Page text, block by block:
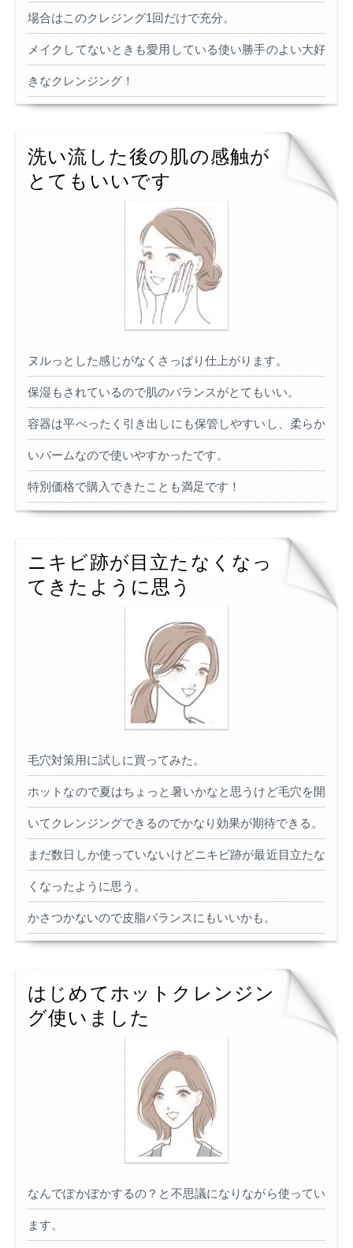
場合はこのクレジング1回だけで充分。
メイクしてないときも愛用している使い勝手のよい大好
きなクレンジング！
洗い流した後の肌の感触が
とてもいいです
ヌルっとした感じがなくさっぱり仕上がります。
保湿もされているので肌のバランスがとてもいい。
容器は平べったく引き出しにも保管しやすいし、柔らか
いバームなので使いやすかったです。
特別価格で購入できたことも満足です！
ニキビ跡が目立たなくなっ
てきたように思う
毛穴対策用に試しに買ってみた。
ホットなので夏はちょっと暑いかなと思うけど毛穴を開
いてクレンジングできるのでかなり効果が期待できる。
まだ数日しか使っていないけどニキビ跡が最近目立たな
くなったように思う。
かさつかないので皮脂バランスにもいいかも。
はじめてホットクレンジン
グ使いました
なんでぽかぽかするの？と不思議になりながら使ってい
ます。